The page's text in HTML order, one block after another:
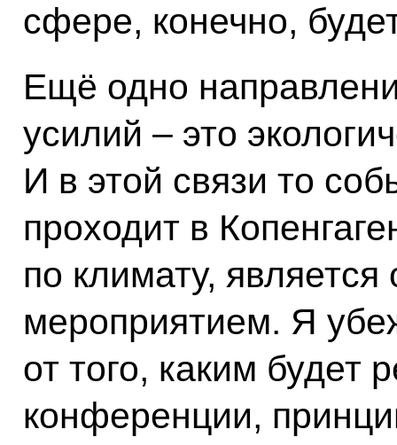
сфере, конечно,
Ещё одно
усилий – это
И в этой связи то
проходит в
по климату,
мероприятием. Я
от того, каким будет
конференции,